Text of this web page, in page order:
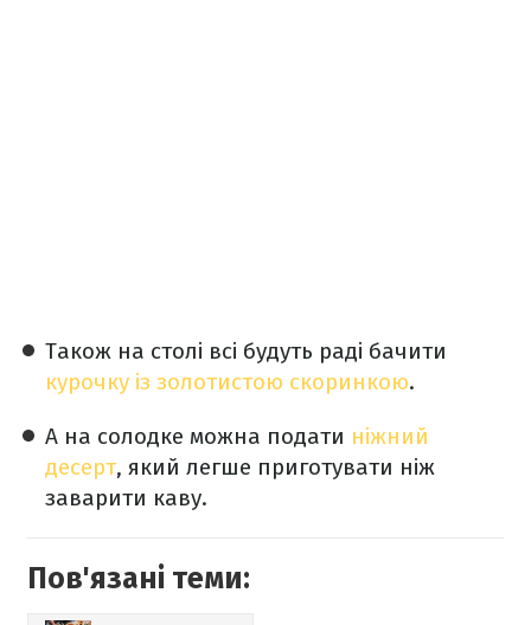
Також на столі всі будуть раді бачити
курочку із золотистою скоринкою.
А на солодке можна подати ніжний
десерт, який легше приготувати ніж
заварити каву.
Пов'язані теми: